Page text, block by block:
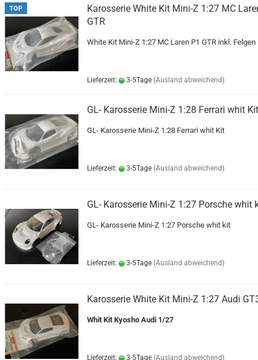
TOP
Karosserie White Kit Mini-Z 1:27 MC
GTR
White Kit Mini-Z 1:27 MC Laren P1 GTR inkl. Felgen
Lieferzeit: 3-5Tage (Ausland abweichend)
GL- Karosserie Mini-Z 1:28 Ferrari whit Kit
GL- Karosserie Mini-Z 1:28 Ferrari whit Kit
Lieferzeit: 3-5Tage (Ausland abweichend)
GL- Karosserie Mini-Z 1:27 Porsche whit
GL- Karosserie Mini-Z 1:27 Porsche whit kit
Lieferzeit: 3-5Tage (Ausland abweichend)
Karosserie White Kit Mini-Z 1:27 Audi
Whit Kit Kyosho Audi 1/27
Lieferzeit: 3-5Tage (Ausland abweichend)